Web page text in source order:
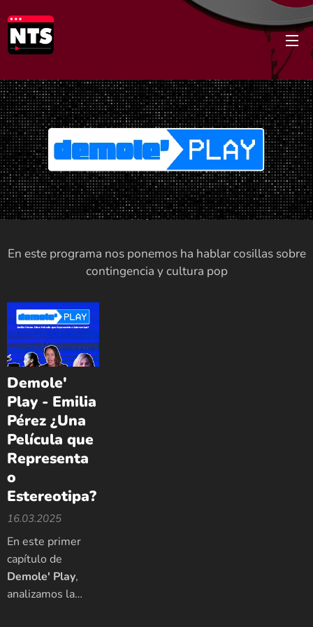
En este programa nos ponemos ha hablar cosillas sobre
contingencia y cultura pop
Demole'
Play - Emilia
Pérez ¿Una
Película que
Representa
o
Estereotipa?
16.03.2025
En este primer
capítulo de
Demole' Play,
analizamos la